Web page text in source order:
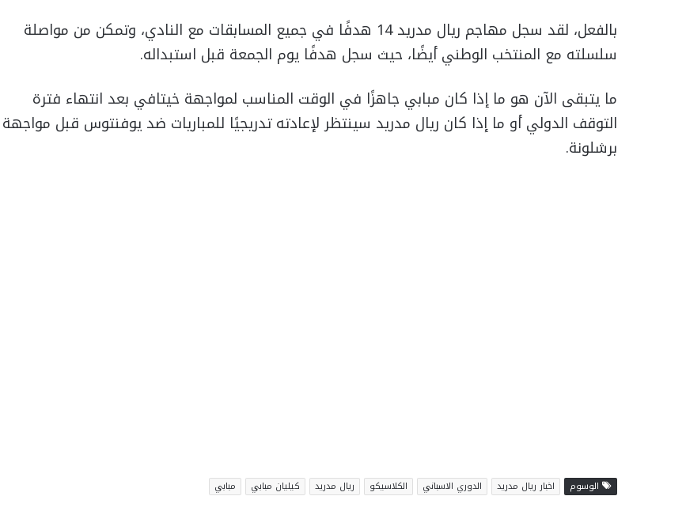
بالفعل، لقد سجل مهاجم ريال مدريد 14 هدفًا في جميع المسابقات مع النادي، وتمكن من مواصلة
سلسلته مع المنتخب الوطني أيضًا، حيث سجل هدفًا يوم الجمعة قبل استبداله.
ما يتبقى الآن هو ما إذا كان مبابي جاهزًا في الوقت المناسب لمواجهة خيتافي بعد انتهاء فترة
التوقف الدولي أو ما إذا كان ريال مدريد سينتظر لإعادته تدريجيًا للمباريات ضد يوفنتوس قبل مواجهة
برشلونة.
الوسوم اخبار ريال مدريد الدوري الاسباني الكلاسيكو ريال مدريد كيليان مبابي مبابي